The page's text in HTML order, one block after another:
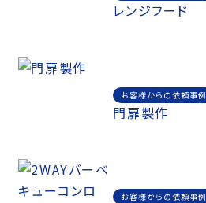
レンジフード
お客様からの依頼事例
門扉製作
お客様からの依頼事例